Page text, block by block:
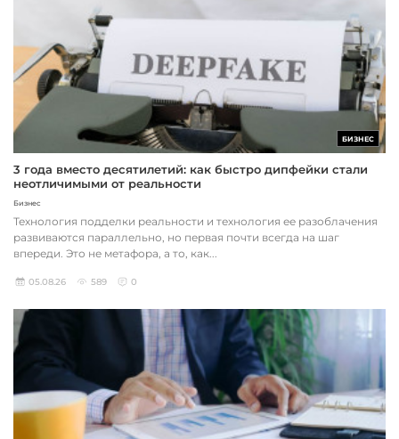
БИЗНЕС
3 года вместо десятилетий: как быстро дипфейки стали
неотличимыми от реальности
Бизнес
Технология подделки реальности и технология ее разоблачения
развиваются параллельно, но первая почти всегда на шаг
впереди. Это не метафора, а то, как...
05.08.26 589 0